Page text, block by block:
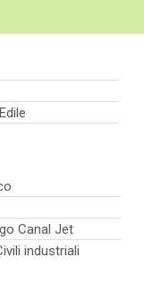
Canal Jet
industriali